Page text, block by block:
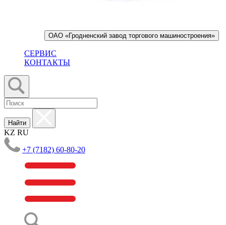
ОАО «Гродненский завод торгового машиностроения»
СЕРВИС
КОНТАКТЫ
Найти
KZ RU
+7 (7182) 60-80-20